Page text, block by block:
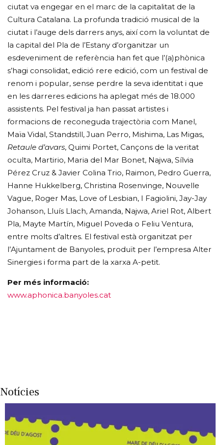
ciutat va engegar en el marc de la capitalitat de la
Cultura Catalana. La profunda tradició musical de la
ciutat i l’auge dels darrers anys, així com la voluntat de
la capital del Pla de l’Estany d’organitzar un
esdeveniment de referència han fet que l’(a)phònica
s’hagi consolidat, edició rere edició, com un festival de
renom i popular, sense perdre la seva identitat i que
en les darreres edicions ha aplegat més de 18.000
assistents. Pel festival ja han passat artistes i
formacions de reconeguda trajectòria com Manel,
Maïa Vidal, Standstill, Juan Perro, Mishima, Las Migas,
Retaule d’avars, Quimi Portet, Cançons de la veritat
oculta, Martirio, Maria del Mar Bonet, Najwa, Sílvia
Pérez Cruz & Javier Colina Trio, Raimon, Pedro Guerra,
Hanne Hukkelberg, Christina Rosenvinge, Nouvelle
Vague, Roger Mas, Love of Lesbian, I Fagiolini, Jay-Jay
Johanson, Lluís Llach, Amanda, Najwa, Ariel Rot, Albert
Pla, Mayte Martín, Miguel Poveda o Feliu Ventura,
entre molts d’altres. El festival està organitzat per
l’Ajuntament de Banyoles, produït per l’empresa Alter
Sinergies i forma part de la xarxa A-petit.
Per més informació:
www.aphonica.banyoles.cat
Notícies